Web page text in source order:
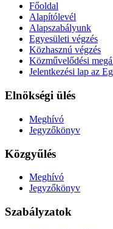
Főoldal
Alapítólevél
Alapszabályunk
Egyesületi végzés
Közhasznú végzés
Közművelődési
Jelentkezési lap az
Elnökségi ülés
Meghívó
Jegyzőkönyv
Közgyűlés
Meghívó
Jegyzőkönyv
Szabályzatok